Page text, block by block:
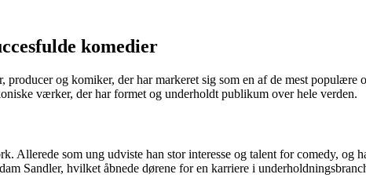
komedier
og komiker, der har markeret sig som en af de mest
værker, der har formet og underholdt publikum over hele verden.
Allerede som ung udviste han stor interesse og talent for comedy,
Sandler, hvilket åbnede dørene for en karriere i